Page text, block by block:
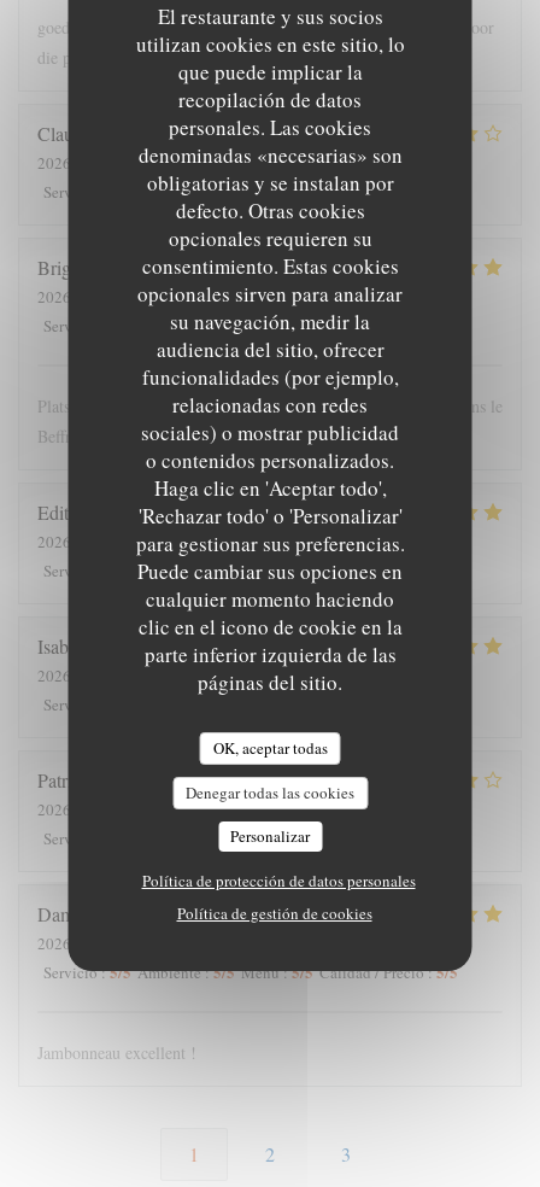
El restaurante y sus socios
utilizan cookies en este sitio, lo
que puede implicar la
recopilación de datos
personales. Las cookies
denominadas «necesarias» son
obligatorias y se instalan por
defecto. Otras cookies
opcionales requieren su
consentimiento. Estas cookies
opcionales sirven para analizar
su navegación, medir la
audiencia del sitio, ofrecer
funcionalidades (por ejemplo,
relacionadas con redes
sociales) o mostrar publicidad
o contenidos personalizados.
Haga clic en 'Aceptar todo',
'Rechazar todo' o 'Personalizar'
para gestionar sus preferencias.
Puede cambiar sus opciones en
cualquier momento haciendo
clic en el icono de cookie en la
parte inferior izquierda de las
páginas del sitio.
OK, aceptar todas
Denegar todas las cookies
Personalizar
Política de protección de datos personales
Política de gestión de cookies
goede bediening , lekker en meer dan voldoende grote porties voor
die prijs
Claude
2026-08-01
- 19:30 - Invitados 5
Servicio
Ambiente:4/5 Menú: 4/5 Calidad / Precio
Brigitte
2026-07-28
- 12:00 - Invitados 4
Servicio
Ambiente:5/5 Menú:5 /5 Calidad / Precio
Plats copieux et personnel très sympathique. Nous recommandons le
Beffroi !
Edith
2026-07-26
- 19:00 - Invitados 8
Servicio
Ambiente:4/5 Menú: 5 /5 Calidad / Precio
Isabelle
2026-07-25
- 12:30 - Invitados 7
Servicio
Patrick
2026-07-23
- 20:00 - Invitados 2
Servicio
/5 Menú:4/5
Damien
2026-07-18
Servicio:5/5 Ambiente:5/5 Menú:5/5 Calidad / Precio:5/5
Jambonneau excellent !
1 2 3